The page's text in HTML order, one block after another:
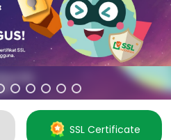
SSL Certificate